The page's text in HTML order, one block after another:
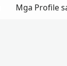
Mga Profile